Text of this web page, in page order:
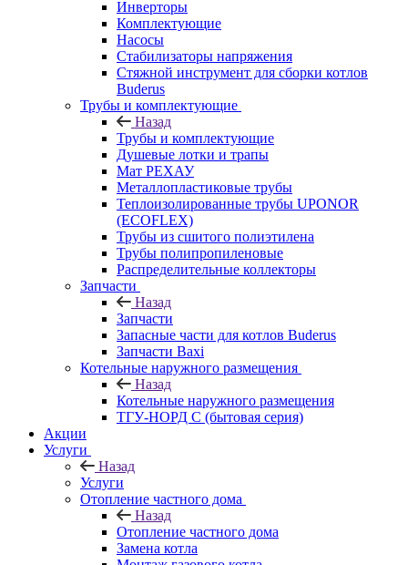
Инверторы
Комплектующие
Насосы
Стабилизаторы напряжения
Стяжной инструмент для сборки котлов
Buderus
Трубы и комплектующие
Назад
Трубы и комплектующие
Душевые лотки и трапы
Мат РЕХАУ
Металлопластиковые трубы
Теплоизолированные трубы UPONOR
(ECOFLEX)
Трубы из сшитого полиэтилена
Трубы полипропиленовые
Распределительные коллекторы
Запчасти
Назад
Запчасти
Запасные части для котлов Buderus
Запчасти Baxi
Котельные наружного размещения
Назад
Котельные наружного размещения
ТГУ-НОРД С (бытовая серия)
Акции
Услуги
Назад
Услуги
Отопление частного дома
Назад
Отопление частного дома
Замена котла